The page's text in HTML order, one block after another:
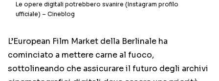
Le opere digitali potrebbero svanire (Instagram profilo
ufficiale) – Cineblog
L’European Film Market della Berlinale ha
cominciato a mettere carne al fuoco,
sottolineando che assicurare il futuro degli archivi